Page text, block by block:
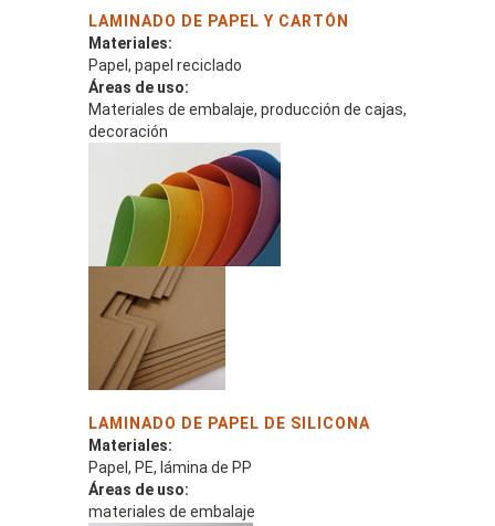
LAMINADO DE PAPEL Y CARTÓN
Materiales:
Papel, papel reciclado
Áreas de uso:
Materiales de embalaje, producción de cajas,
decoración
LAMINADO DE PAPEL DE SILICONA
Materiales:
Papel, PE, lámina de PP
Áreas de uso:
materiales de embalaje